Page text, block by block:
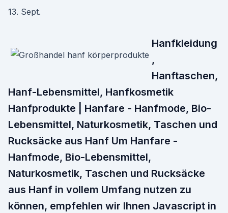
13. Sept.
Hanfkleidung
,
Hanftaschen,
Hanf-Lebensmittel, Hanfkosmetik
Hanfprodukte | Hanfare - Hanfmode, Bio-
Lebensmittel, Naturkosmetik, Taschen und
Rucksäcke aus Hanf Um Hanfare -
Hanfmode, Bio-Lebensmittel,
Naturkosmetik, Taschen und Rucksäcke
aus Hanf in vollem Umfang nutzen zu
können, empfehlen wir Ihnen Javascript in